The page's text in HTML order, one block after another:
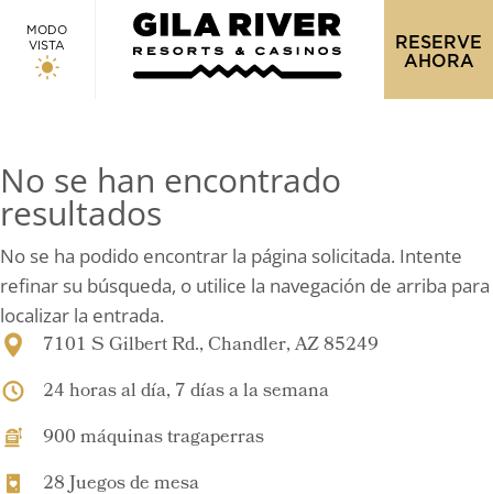
MODO
VISTA
RESERVE
AHORA
No se han encontrado
resultados
No se ha podido encontrar la página solicitada. Intente
refinar su búsqueda, o utilice la navegación de arriba para
localizar la entrada.
7101 S Gilbert Rd., Chandler, AZ 85249
24 horas al día, 7 días a la semana
900 máquinas tragaperras
28 Juegos de mesa